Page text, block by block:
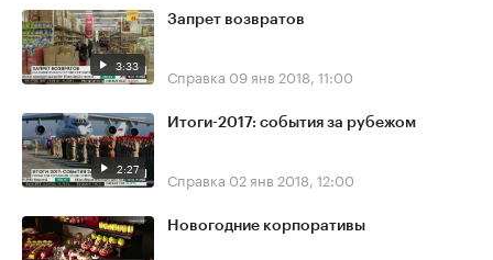
3:33
Запрет возвратов
Справка 09 янв 2018, 11:00
2:27
Итоги-2017: события за рубежом
Справка 02 янв 2018, 12:00
Новогодние корпоративы